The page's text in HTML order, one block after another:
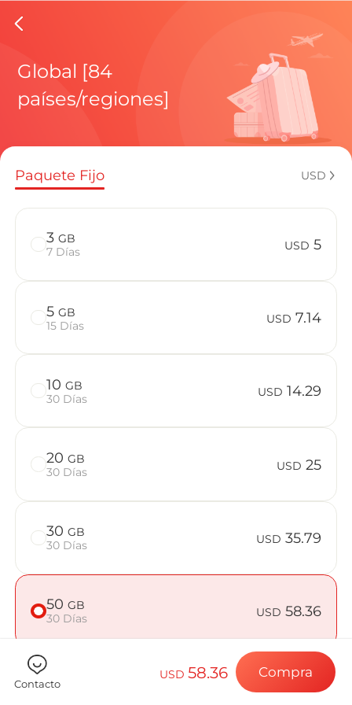
eSIMs
Planes
¿Cómo
Ventajas
Preguntas
Elija su
Instale su
Disfrute de su
Conexión a
Global [84
países/regiones]
Paquete Fijo USD
3 GB
7 Días
USD 5
5 GB
15 Días
USD 7.14
10 GB
30 Días
USD 14.29
20 GB
30 Días
USD 25
30 GB
30 Días
USD 35.79
50 GB
30 Días
USD 58.36
Contacto
USD58.36 Compra